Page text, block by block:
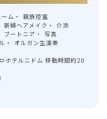
ム
親族控室
新婦ヘアメイク
介添
ブートニア
写真
オルガン生演奏
ホテルニドム 移動時間約20